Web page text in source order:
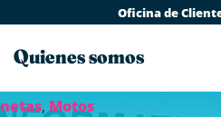
Oficina de
Quienes somos
, Motos